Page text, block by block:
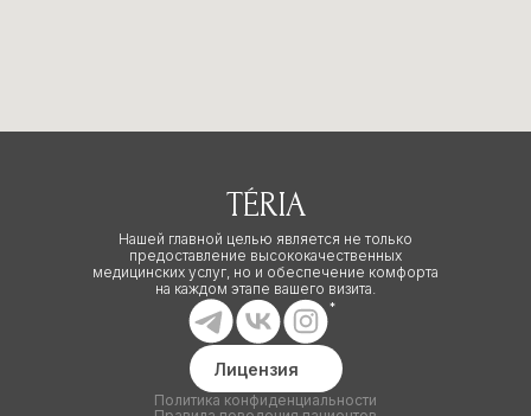
TÉRIA
Нашей главной целью является не только
предоставление высококачественных
медицинских услуг, но и обеспечение комфорта
на каждом этапе вашего визита.
*
Лицензия
Политика конфиденциальности